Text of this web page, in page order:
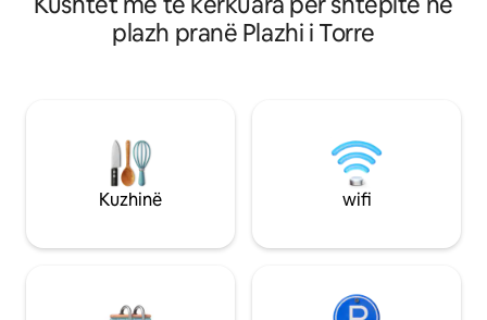
ambienteve të brendshme të kuruara
bukur, si dhe komoditetin e parkimit
sikur po qëndron në shtëpinë e një miku
që ka udhëtuar shumë, jo në një shtëpi
pushimi standarde. Nëse dëshiron
karakter, atmosferë dhe një ambient të
dhomë ndenjjeje
kuzhinë të
vërtetë buzë
Caparica të
pranë vendeve
dhe bareve të
plazh pranë Plazhi i Torre
Kuzhinë wifi